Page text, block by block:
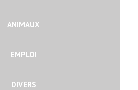
ANIMAUX
EMPLOI
DIVERS